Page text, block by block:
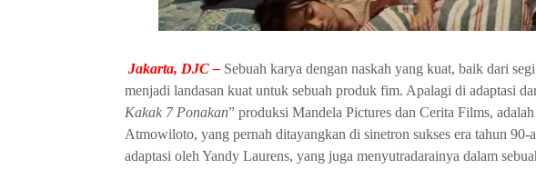
Jakarta, DJC – Sebuah karya dengan naskah yang kuat, baik dari
menjadi landasan kuat untuk sebuah produk fim. Apalagi di adaptasi
Kakak 7 Ponakan” produksi Mandela Pictures dan Cerita Films,
Atmowiloto, yang pernah ditayangkan di sinetron sukses era tahun
adaptasi oleh Yandy Laurens, yang juga menyutradarainya dalam